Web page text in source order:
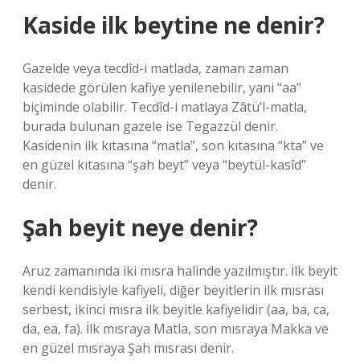
Kaside ilk beytine ne denir?
Gazelde veya tecdîd-i matlada, zaman zaman
kasidede görülen kafiye yenilenebilir, yani “aa”
biçiminde olabilir. Tecdîd-i matlaya Zâtü’l-matla,
burada bulunan gazele ise Tegazzül denir.
Kasidenin ilk kıtasına “matla”, son kıtasına “kta” ve
en güzel kıtasına “şah beyt” veya “beytül-kasîd”
denir.
Şah beyit neye denir?
Aruz zamanında iki mısra halinde yazılmıştır. İlk beyit
kendi kendisiyle kafiyeli, diğer beyitlerin ilk mısrası
serbest, ikinci mısra ilk beyitle kafiyelidir (aa, ba, ca,
da, ea, fa). İlk mısraya Matla, son mısraya Makka ve
en güzel mısraya Şah mısrası denir.